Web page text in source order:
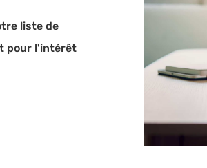
liste de
pour l'intérêt